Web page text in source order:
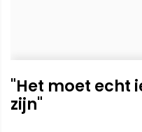
"Het moet echt
zijn"